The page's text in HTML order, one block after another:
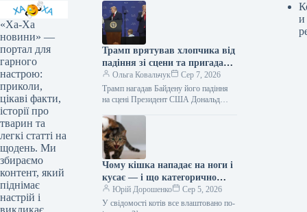
«Ха-Ха
новини» —
портал для
гарного
настрою:
приколи,
цікаві факти,
історії про
тварин та
легкі статті на
щодень. Ми
збираємо
контент, який
піднімає
настрій і
викликає
Трамп врятував хлопчика від
падіння зі сцени та пригадав
Байдена (відео)
Ольга Ковальчук
Сер 7, 2026
Трамп нагадав Байдену його падіння
на сцені Президент США Дональд
сцени та обмовився про…
Чому кішка нападає на ноги і
кусає — і що категорично
заборонено робити у відповідь
Юрій Дорошенко
Сер 5, 2026
У свідомості котів все влаштовано по-
и